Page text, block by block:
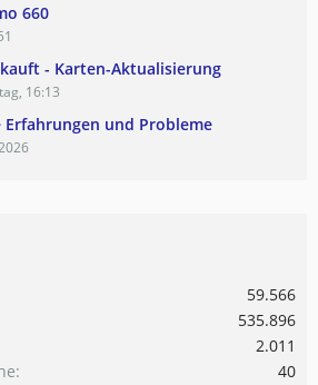
660
- Karten-Aktualisierung
16:13
Erfahrungen und Probleme
59.566
535.896
2.011
40